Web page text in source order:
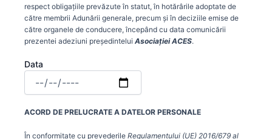
respect obligațiile prevăzute în statut, în hotărârile adoptate de
către membrii Adunării generale, precum și în deciziile emise de
către organele de conducere, începând cu data comunicării
prezentei adeziuni președintelui Asociației ACES.
Data
ACORD DE PRELUCRATE A DATELOR PERSONALE
În conformitate cu prevederile Regulamentului (UE) 2016/679 al